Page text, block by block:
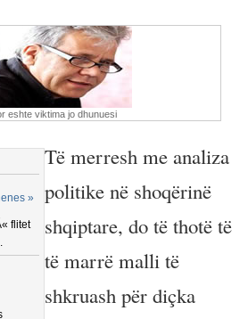
eshte viktima jo dhunuesi
»
flitet
Të merresh me analiza
politike në shoqërinë
shqiptare, do të thotë të
të marrë malli të
shkruash për diçka